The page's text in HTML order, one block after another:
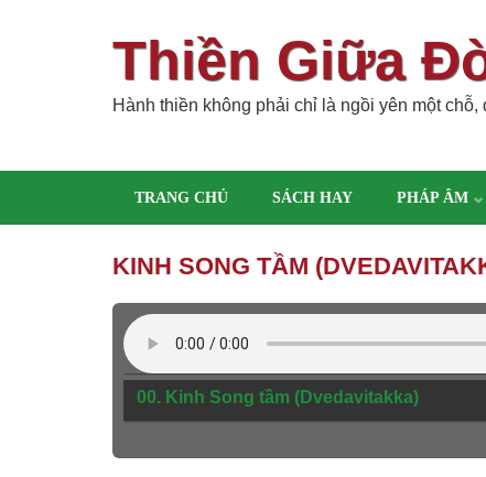
Thiền Giữa
Hành thiền không phải chỉ là ngồi yên một
TRANG CHỦ SÁCH HAY PHÁP ÂM
KINH SONG TẦM
00. Kinh Song tầm (Dvedavitakka)